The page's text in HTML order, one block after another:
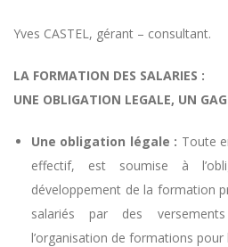
Yves CASTEL, gérant – consultant.
LA FORMATION DES SALARIES :
UNE OBLIGATION LEGALE, UN
Une obligation légale : Toute
effectif, est soumise à
développement de la formation
salariés par des
l’organisation de formations pour